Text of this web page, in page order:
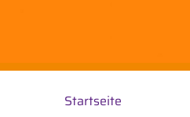
Startseite